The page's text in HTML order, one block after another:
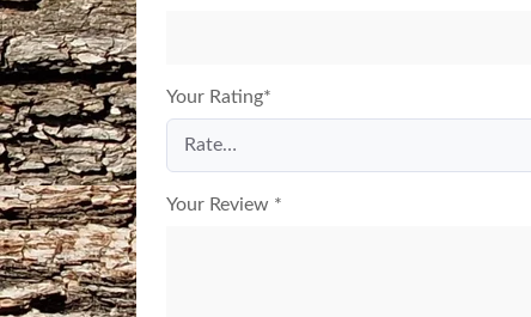
Your Rating*
Your Review *